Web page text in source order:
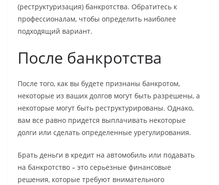
(реструктуризация) банкротства. Обратитесь к
профессионалам, чтобы определить наиболее
подходящий вариант.
После банкротства
После того, как вы будете признаны банкротом,
некоторые из ваших долгов могут быть разрешены, а
некоторые могут быть реструктурированы. Однако,
вам все равно придется выплачивать некоторые
долги или сделать определенные урегулирования.
Брать деньги в кредит на автомобиль или подавать
на банкротство – это серьезные финансовые
решения, которые требуют внимательного